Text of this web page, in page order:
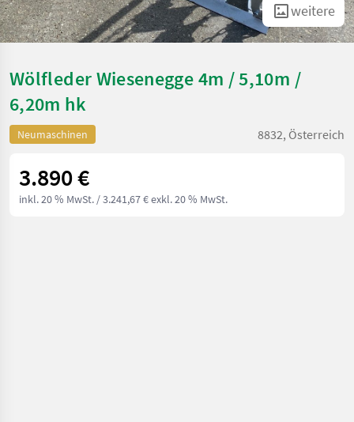
weitere
Wölfleder Wiesenegge 4m / 5,10m /
6,20m hk
Neumaschinen 8832, Österreich
3.890 €
inkl. 20 % MwSt. / 3.241,67 € exkl. 20 % MwSt.